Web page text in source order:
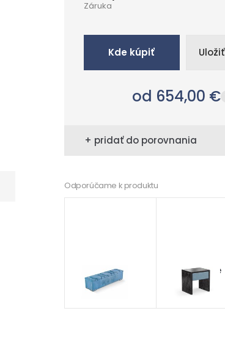
Záruka
Kde kúpiť Uložiť
od 654,00 €
+ pridať do porovnania
Odporúčame k produktu
Taburet Dark Stone